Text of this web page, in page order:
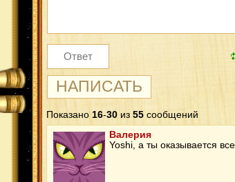
Показано 16-30 из 55 сообщений
Валерия
Yoshi, а ты оказывается